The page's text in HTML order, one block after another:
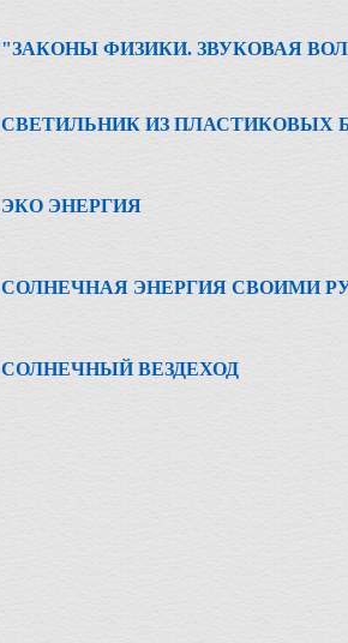
"ЗАКОНЫ ФИЗИКИ. ЗВУКОВАЯ
СВЕТИЛЬНИК ИЗ ПЛАСТИКОВЫХ
ЭКО ЭНЕРГИЯ
СОЛНЕЧНАЯ ЭНЕРГИЯ СВОИМИ
СОЛНЕЧНЫЙ ВЕЗДЕХОД